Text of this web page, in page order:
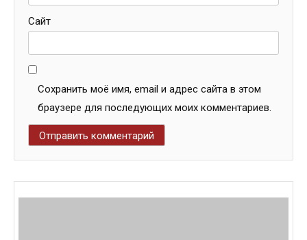
Сайт
Сохранить моё имя, email и адрес сайта в этом
браузере для последующих моих комментариев.